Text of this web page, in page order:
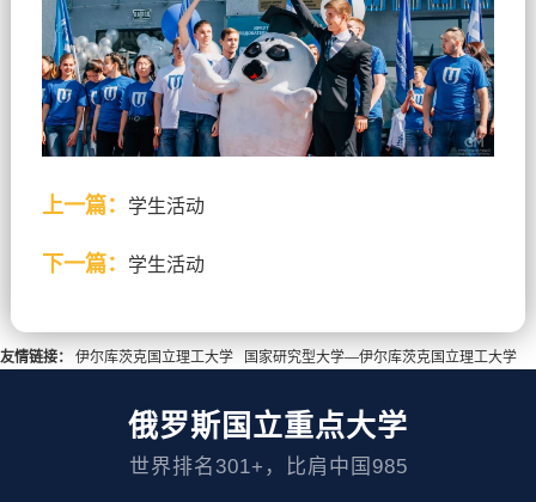
上一篇： 学生活动
下一篇： 学生活动
友情链接： 伊尔库茨克国立理工大学 国家研究型大学—伊尔库茨克国立理工大学
俄罗斯国立重点大学
世界排名301+，比肩中国985